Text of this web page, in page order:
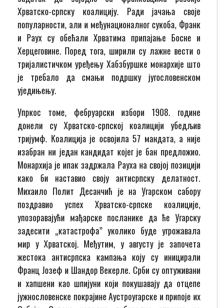
Хрватско-српску коалицију. Ради јачања своје
популарности, али и међунационалног сукоба, Франк
и Раух су обећали Хрватима припајање Босне и
Херцеговине. Поред тога, ширили су лажне вести о
тријалистичком уређењу Хабзбуршке монархије што
је требало да смањи подршку југословенском
уједињењу.
Упркос томе, фебруарски избори 1908. године
донели су Хрватско-српској коалицији убедљив
тријумф. Коалиција је освојила 57 мандата, а није
изабран ни један кандидат којег је бан предложио.
Монархија је ипак задржала Рауха на својој позицији
како би наставио своју антисрпску делатност.
Михаило Полит Десанчић је на Угарском сабору
поздравио успех Хрватско-српске коалиције,
упозоравајући мађарске посланике да ће Угарску
задесити „катастрофа” уколико буде угрожавала
мир у Хрватској. Међутим, у августу је започета
жестока антисрпска кампања коју су иницирали
Франц Јозеф и Шандор Векерле. Срби су оптуживани
и хапшени као шпијуни који покушавају да отцепе
јужнословенске покрајине Аустроугарске и припоје их